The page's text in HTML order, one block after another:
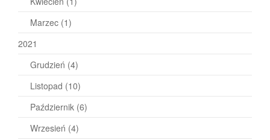
Marzec (1)
2021
Grudzień (4)
Listopad (10)
Październik (6)
Wrzesień (4)